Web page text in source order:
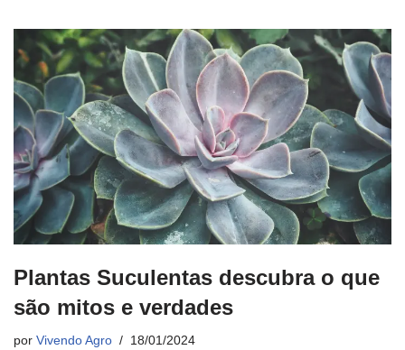
Plantas Suculentas descubra o que
são mitos e verdades
por Vivendo Agro 18/01/2024